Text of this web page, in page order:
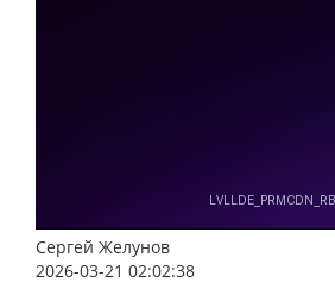
Сергей Желунов
2026-03-21 02:02:38